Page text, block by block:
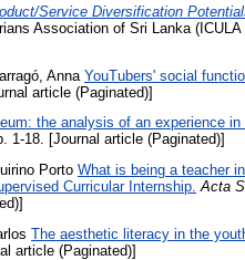
Service Diversification
Association of Sri Lanka
Anna YouTubers' social
article (Paginated)]
the analysis of an experience
1-18. [Journal article (Paginated)]
Porto What is being a teacher
Curricular Internship. Acta
The aesthetic literacy in the
article (Paginated)]